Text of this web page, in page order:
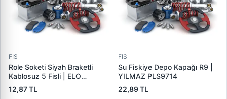
FIS
Role Soketi Siyah Braketli
Kablosuz 5 Fisli | ELO
207.100.001 | OEM
207100001
12,87 TL
FIS
Su Fiskiye Depo Kapağı R9 |
YILMAZ PLS9714
22,89 TL